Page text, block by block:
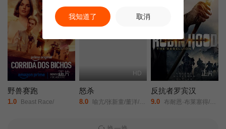
正片
野兽赛跑
1.0 Beast Race/
HD
怒杀
8.0 喻亢/张新童/董洋/刘珂君/
正片
反抗者罗宾汉
9.0 布耐恩·布莱塞得/马丁·福特/克里斯蒂安·奈恩/
我知道了 取消